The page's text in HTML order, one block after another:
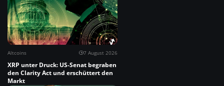
Altcoins 7 August 2026
XRP unter Druck: US-Senat begraben
den Clarity Act und erschüttert den
Markt